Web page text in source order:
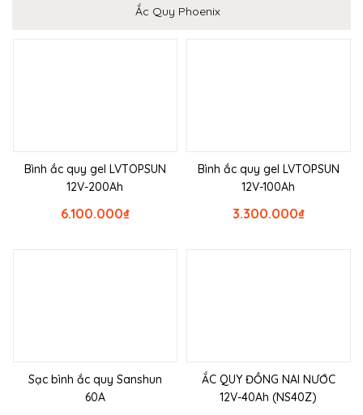
Ắc Quy Phoenix
Bình ắc quy gel LVTOPSUN
12V-200Ah
₫
6.100.000
Bình ắc quy gel LVTOPSUN
12V-100Ah
₫
3.300.000
Sạc bình ắc quy Sanshun
60A
ẮC QUY ĐỒNG NAI NƯỚC
12V-40Ah (NS40Z)